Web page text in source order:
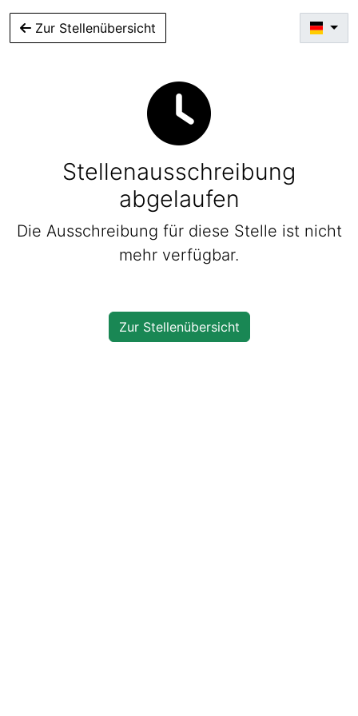
Zur Stellenübersicht
Stellenausschreibung
abgelaufen
Die Ausschreibung für diese Stelle ist nicht
mehr verfügbar.
Zur Stellenübersicht